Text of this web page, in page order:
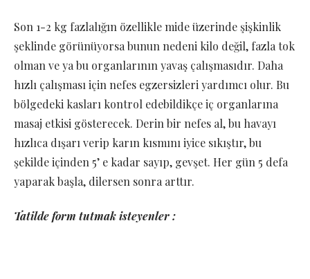
Son 1-2 kg fazlalığın özellikle mide üzerinde şişkinlik
şeklinde görünüyorsa bunun nedeni kilo değil, fazla tok
olman ve ya bu organlarının yavaş çalışmasıdır. Daha
hızlı çalışması için nefes egzersizleri yardımcı olur. Bu
bölgedeki kasları kontrol edebildikçe iç organlarına
masaj etkisi gösterecek. Derin bir nefes al, bu havayı
hızlıca dışarı verip karın kısmını iyice sıkıştır, bu
şekilde içinden 5’ e kadar sayıp, gevşet. Her gün 5 defa
yaparak başla, dilersen sonra arttır.
Tatilde form tutmak isteyenler :